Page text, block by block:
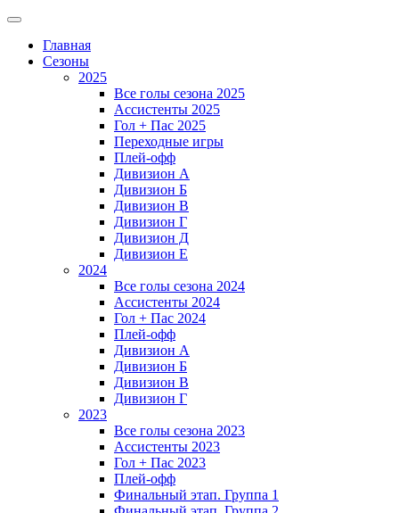
Главная
Сезоны
2025
Все голы сезона 2025
Ассистенты 2025
Гол + Пас 2025
Переходные игры
Плей-офф
Дивизион A
Дивизион Б
Дивизион В
Дивизион Г
Дивизион Д
Дивизион Е
2024
Все голы сезона 2024
Ассистенты 2024
Гол + Пас 2024
Плей-офф
Дивизион A
Дивизион Б
Дивизион В
Дивизион Г
2023
Все голы сезона 2023
Ассистенты 2023
Гол + Пас 2023
Плей-офф
Финальный этап. Группа 1